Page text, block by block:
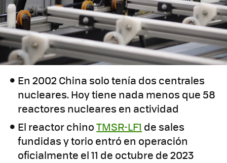
En 2002 China solo tenía dos centrales
nucleares. Hoy tiene nada menos que 58
reactores nucleares en actividad
El reactor chinoTMSR-LF1 de sales
fundidas y torio entró en operación
oficialmente el 11 de octubre de 2023